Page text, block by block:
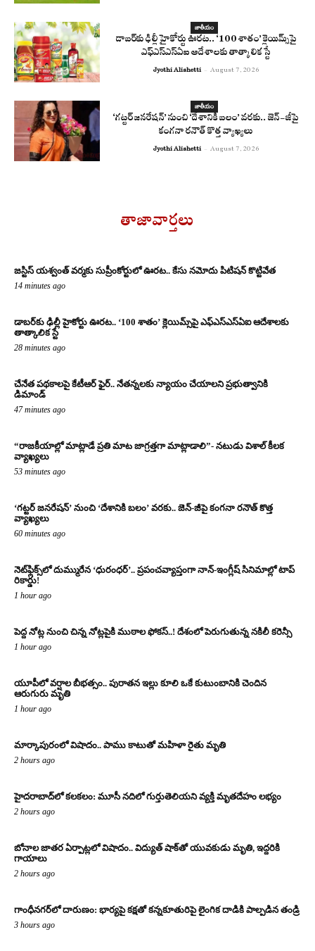
జాతీయం
డాబర్‌కు ఢిల్లీ హైకోర్టు ఊరట.. ‘100 శాతం’ క్లెయిమ్స్‌పై
ఎఫ్‌ఎస్‌ఎస్‌ఏఐ ఆదేశాలకు తాత్కాలిక స్టే
Jyothi Alishetti - August 7, 2026
జాతీయం
‘గట్టర్ జనరేషన్’ నుంచి ‘దేశానికి బలం’ వరకు.. జెన్-జీపై
కంగనా రనౌత్ కొత్త వ్యాఖ్యలు
Jyothi Alishetti - August 7, 2026
తాజావార్తలు
జస్టిస్ యశ్వంత్ వర్మకు సుప్రీంకోర్టులో ఊరట.. కేసు నమోదు పిటిషన్ కొట్టివేత
14 minutes ago
డాబర్‌కు ఢిల్లీ హైకోర్టు ఊరట.. ‘100 శాతం’ క్లెయిమ్స్‌పై ఎఫ్‌ఎస్‌ఎస్‌ఏఐ ఆదేశాలకు
తాత్కాలిక స్టే
28 minutes ago
చేనేత పథకాలపై కేటీఆర్ ఫైర్.. నేతన్నలకు న్యాయం చేయాలని ప్రభుత్వానికి
డిమాండ్
47 minutes ago
“రాజకీయాల్లో మాట్లాడే ప్రతి మాట జాగ్రత్తగా మాట్లాడాలి”- నటుడు విశాల్ కీలక
వ్యాఖ్యలు
53 minutes ago
‘గట్టర్ జనరేషన్’ నుంచి ‘దేశానికి బలం’ వరకు.. జెన్-జీపై కంగనా రనౌత్ కొత్త
వ్యాఖ్యలు
60 minutes ago
నెట్‌ఫ్లిక్స్‌లో దుమ్మురేన ‘ధురంధర్’.. ప్రపంచవ్యాప్తంగా నాన్-ఇంగ్లీష్ సినిమాల్లో టాప్
రికార్డు!
1 hour ago
పెద్ద నోట్ల నుంచి చిన్న నోట్లపైకి ముఠాల ఫోకస్..! దేశంలో పెరుగుతున్న నకిలీ కరెన్సీ
1 hour ago
యూపీలో వర్షాల బీభత్సం.. పురాతన ఇల్లు కూలి ఒకే కుటుంబానికి చెందిన
ఆరుగురు మృతి
1 hour ago
మార్కాపురంలో విషాదం.. పాము కాటుతో మహిళా రైతు మృతి
2 hours ago
హైదరాబాద్‌లో కలకలం: మూసీ నదిలో గుర్తుతెలియని వ్యక్తి మృతదేహం లభ్యం
2 hours ago
బోనాల జాతర ఏర్పాట్లలో విషాదం.. విద్యుత్ షాక్‌తో యువకుడు మృతి, ఇద్దరికి
గాయాలు
2 hours ago
గాంధీనగర్‌లో దారుణం: భార్యపై కక్షతో కన్నకూతురిపై లైంగిక దాడికి పాల్పడిన తండ్రి
3 hours ago